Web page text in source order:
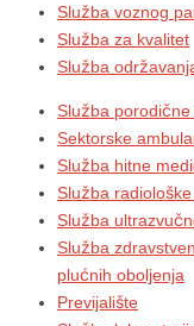
Služba voznog
Služba za kvalitet
Služba
Služba
Sektorske
Služba hitne
Služba
Služba
Služba
plućnih oboljenja
Previjalište